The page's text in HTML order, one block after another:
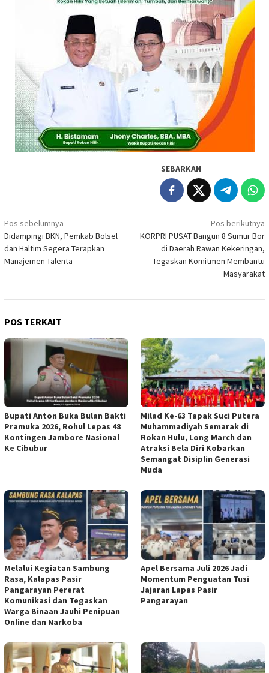
SEBARKAN
Navigasi
pos
Pos sebelumnya
Didampingi BKN, Pemkab Bolsel
dan Haltim Segera Terapkan
Manajemen Talenta
Pos berikutnya
KORPRI PUSAT Bangun 8 Sumur Bor
di Daerah Rawan Kekeringan,
Tegaskan Komitmen Membantu
Masyarakat
POS TERKAIT
Bupati Anton Buka Bulan Bakti
Pramuka 2026, Rohul Lepas 48
Kontingen Jambore Nasional
Ke Cibubur
Milad Ke-63 Tapak Suci Putera
Muhammadiyah Semarak di
Rokan Hulu, Long March dan
Atraksi Bela Diri Kobarkan
Semangat Disiplin Generasi
Muda
Melalui Kegiatan Sambung
Rasa, Kalapas Pasir
Pangarayan Pererat
Komunikasi dan Tegaskan
Warga Binaan Jauhi Penipuan
Online dan Narkoba
Apel Bersama Juli 2026 Jadi
Momentum Penguatan Tusi
Jajaran Lapas Pasir
Pangarayan